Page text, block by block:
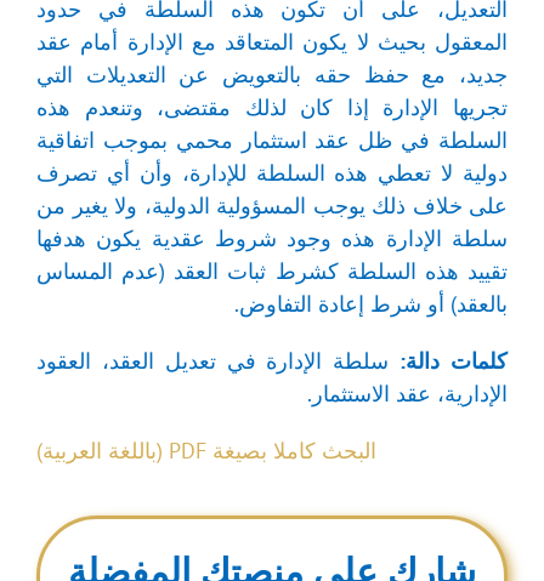
التعديل، على أن تكون هذه السلطة في حدود
المعقول بحيث لا يكون المتعاقد مع الإدارة أمام عقد
جديد، مع حفظ حقه بالتعويض عن التعديلات التي
تجريها الإدارة إذا كان لذلك مقتضى، وتنعدم هذه
السلطة في ظل عقد استثمار محمي بموجب اتفاقية
دولية لا تعطي هذه السلطة للإدارة، وأن أي تصرف
على خلاف ذلك يوجب المسؤولية الدولية، ولا يغير من
سلطة الإدارة هذه وجود شروط عقدية يكون هدفها
تقييد هذه السلطة كشرط ثبات العقد (عدم المساس
بالعقد) أو شرط إعادة التفاوض.
كلمات دالة: سلطة الإدارة في تعديل العقد، العقود
الإدارية، عقد الاستثمار.
البحث كاملا بصيغة PDF (باللغة العربية)
شارك على منصتك المفضلة